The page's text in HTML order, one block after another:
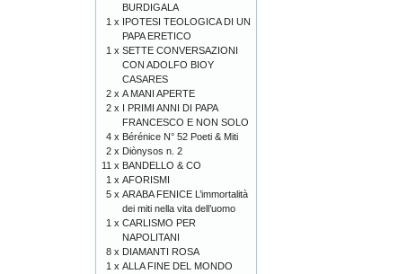
BURDIGALA
1 x IPOTESI TEOLOGICA DI UN
PAPA ERETICO
1 x SETTE CONVERSAZIONI
CON ADOLFO BIOY
CASARES
2 x A MANI APERTE
2 x I PRIMI ANNI DI PAPA
FRANCESCO E NON SOLO
4 x Bérénice N° 52 Poeti & Miti
2 x Diònysos n. 2
11 x BANDELLO & CO
1 x AFORISMI
5 x ARABA FENICE L’immortalità
dei miti nella vita dell’uomo
1 x CARLISMO PER
NAPOLITANI
8 x DIAMANTI ROSA
1 x ALLA FINE DEL MONDO